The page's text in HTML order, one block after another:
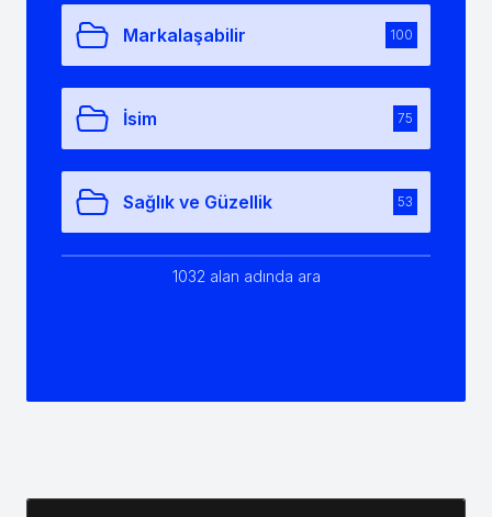
Markalaşabilir 100
İsim 75
Sağlık ve Güzellik 53
1032 alan adında ara